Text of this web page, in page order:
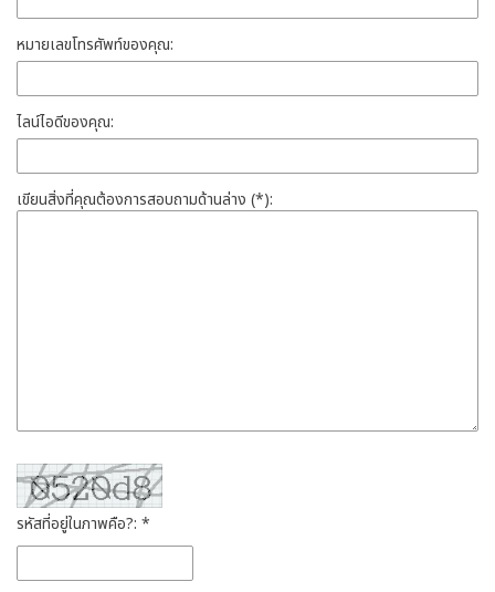
หมายเลขโทรศัพท์ของคุณ:
ไลน์ไอดีของคุณ:
เขียนสิ่งที่คุณต้องการสอบถามด้านล่าง (*):
รหัสที่อยู่ในภาพคือ?: *